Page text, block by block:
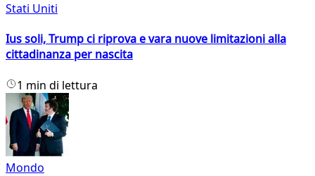
Stati Uniti
Ius soli, Trump ci riprova e vara nuove limitazioni alla
cittadinanza per nascita
1 min di lettura
Mondo